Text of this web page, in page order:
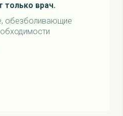
только врач.
обезболивающие